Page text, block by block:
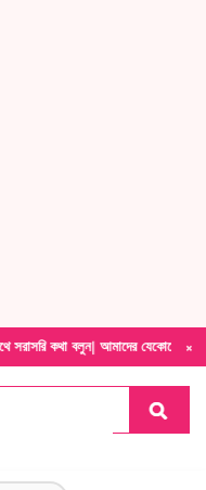
×
আমাদের যেকোনো পণ্য হাতে